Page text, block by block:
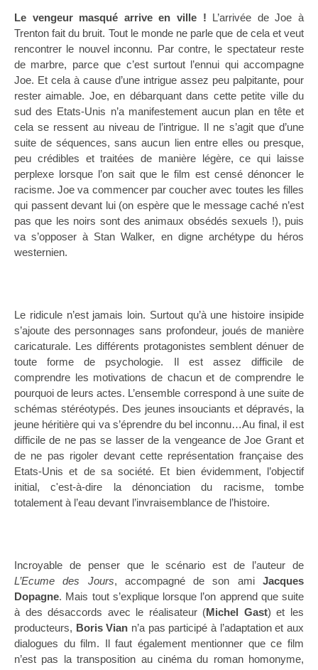
Le vengeur masqué arrive en ville ! L’arrivée de Joe à
Trenton fait du bruit. Tout le monde ne parle que de cela et veut
rencontrer le nouvel inconnu. Par contre, le spectateur reste
de marbre, parce que c’est surtout l’ennui qui accompagne
Joe. Et cela à cause d’une intrigue assez peu palpitante, pour
rester aimable. Joe, en débarquant dans cette petite ville du
sud des Etats-Unis n’a manifestement aucun plan en tête et
cela se ressent au niveau de l’intrigue. Il ne s’agit que d’une
suite de séquences, sans aucun lien entre elles ou presque,
peu crédibles et traitées de manière légère, ce qui laisse
perplexe lorsque l’on sait que le film est censé dénoncer le
racisme. Joe va commencer par coucher avec toutes les filles
qui passent devant lui (on espère que le message caché n’est
pas que les noirs sont des animaux obsédés sexuels !), puis
va s’opposer à Stan Walker, en digne archétype du héros
westernien.
Le ridicule n’est jamais loin. Surtout qu’à une histoire insipide
s’ajoute des personnages sans profondeur, joués de manière
caricaturale. Les différents protagonistes semblent dénuer de
toute forme de psychologie. Il est assez difficile de
comprendre les motivations de chacun et de comprendre le
pourquoi de leurs actes. L’ensemble correspond à une suite de
schémas stéréotypés. Des jeunes insouciants et dépravés, la
jeune héritière qui va s’éprendre du bel inconnu…Au final, il est
difficile de ne pas se lasser de la vengeance de Joe Grant et
de ne pas rigoler devant cette représentation française des
Etats-Unis et de sa société. Et bien évidemment, l’objectif
initial, c'est-à-dire la dénonciation du racisme, tombe
totalement à l’eau devant l’invraisemblance de l’histoire.
Incroyable de penser que le scénario est de l’auteur de
L’Ecume des Jours, accompagné de son amiJacques
Dopagne. Mais tout s’explique lorsque l’on apprend que suite
à des désaccords avec le réalisateur (Michel Gast) et les
producteurs, Boris Vian n’a pas participé à l’adaptation et aux
dialogues du film. Il faut également mentionner que ce film
n’est pas la transposition au cinéma du roman homonyme,